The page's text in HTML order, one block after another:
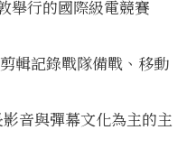
舉行的國際級電競賽
輯記錄戰隊備戰、移動
音與彈幕文化為主的主